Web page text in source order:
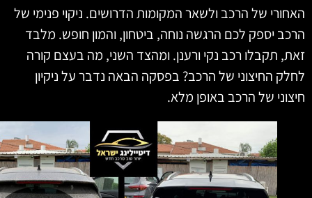
של הרכב ולשאר המקומות הדרושים. ניקוי פנימי של
יספק לכם הרגשה נוחה, ביטחון, והמון חופש. מלבד
תקבלו רכב נקי ורענן. ומהצד השני, מה בעצם קורה
החיצוני של הרכב? בפסקה הבאה נדבר על ניקיון
של הרכב באופן מלא.